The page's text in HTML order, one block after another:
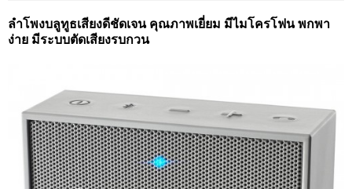
ลำโพงบลูทูธเสียงดีชัดเจน คุณภาพเยี่ยม มีไมโครโฟน พกพา
ง่าย มีระบบตัดเสียงรบกวน